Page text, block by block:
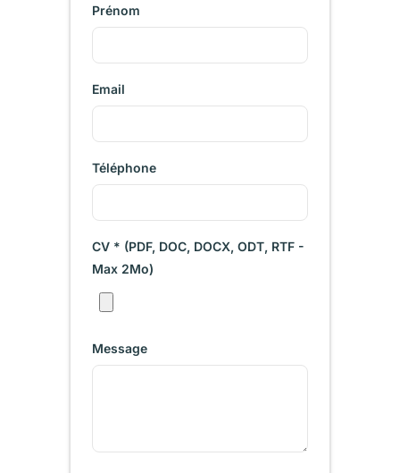
Prénom
Email
Téléphone
CV * (PDF, DOC, DOCX, ODT, RTF -
Max 2Mo)
Message